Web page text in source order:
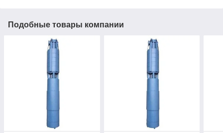
Подобные товары компании